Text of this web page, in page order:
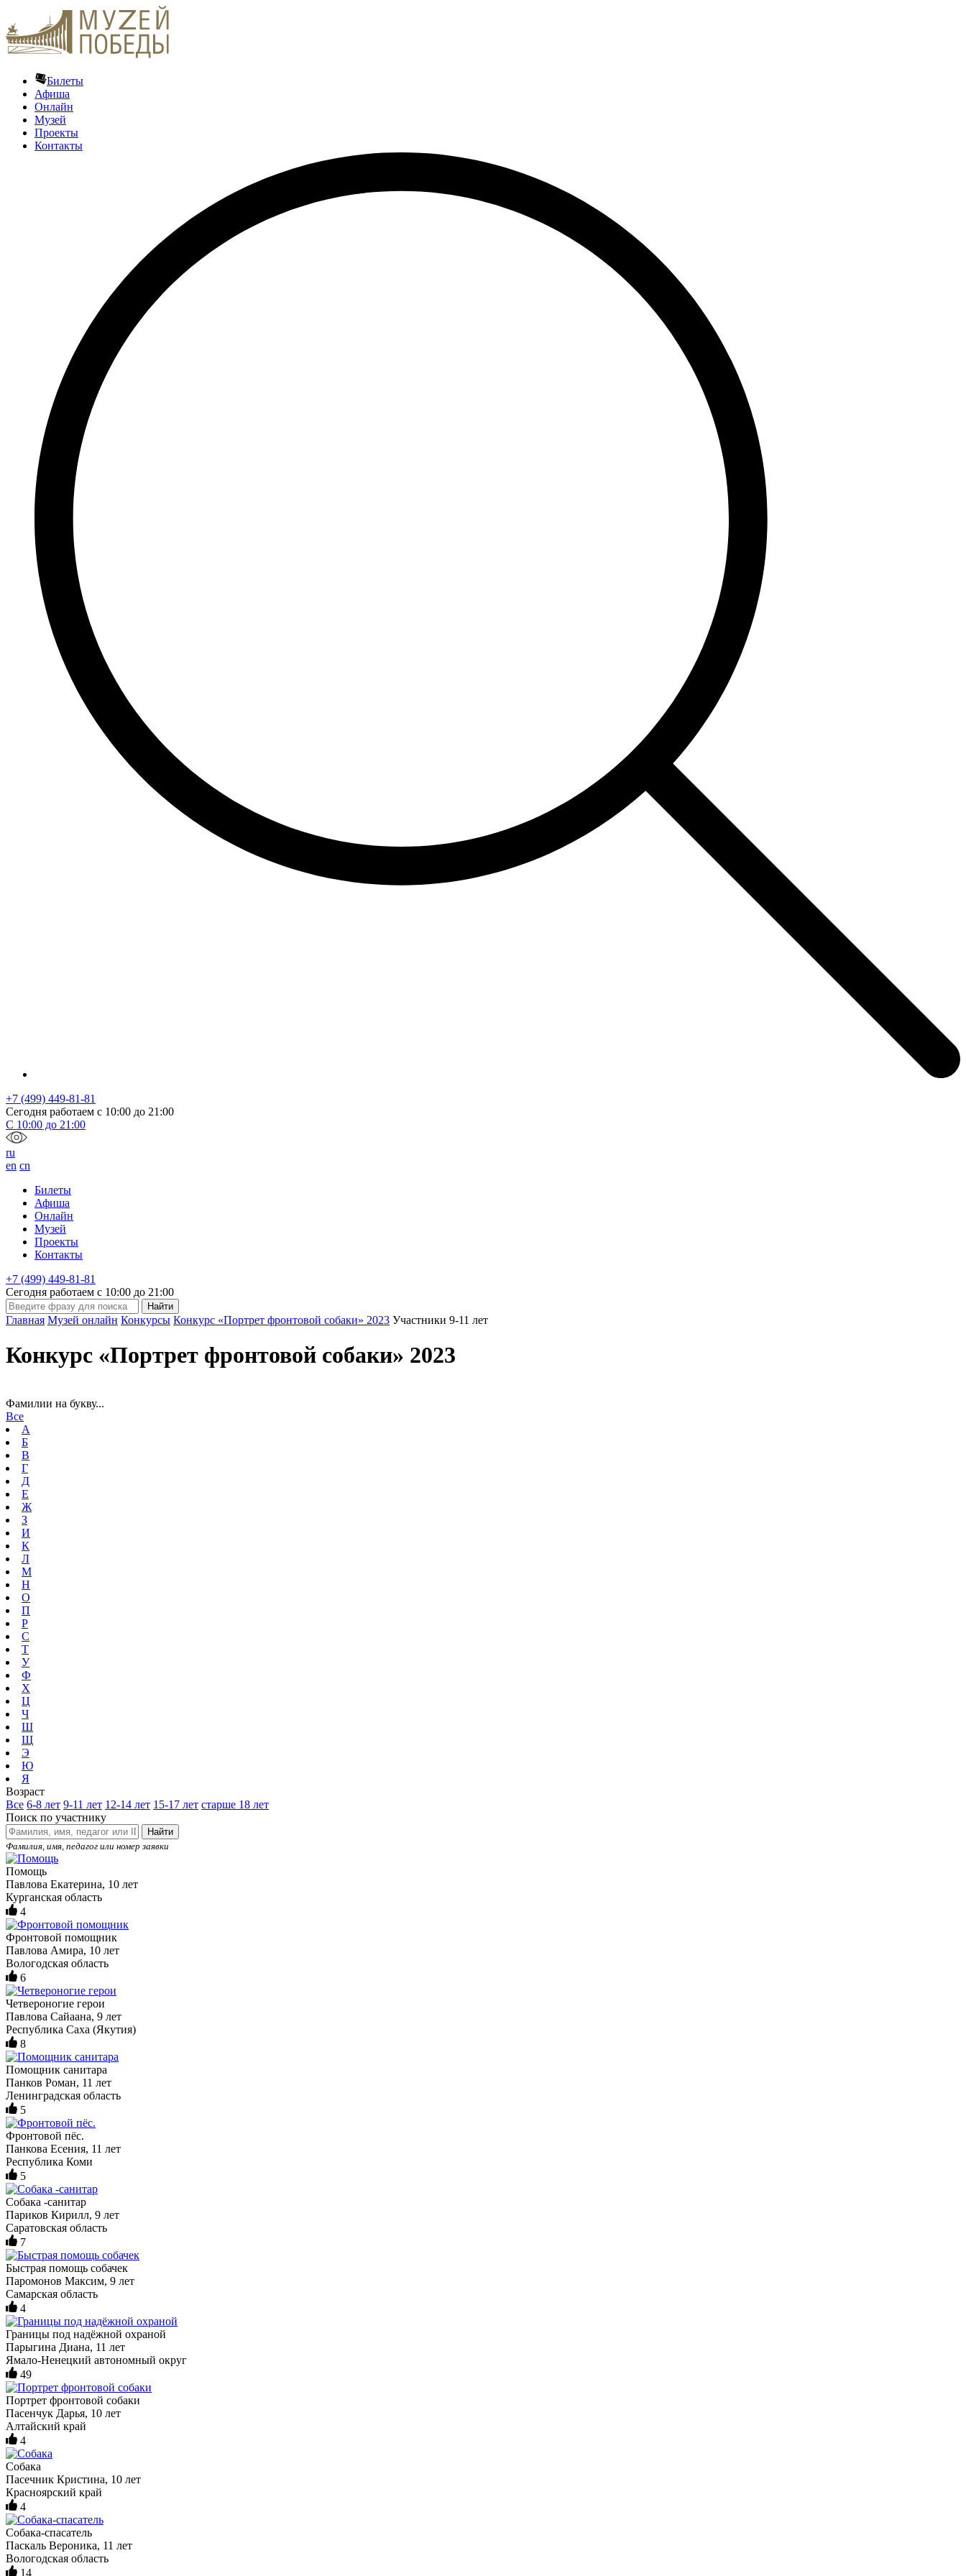
Билеты
Афиша
Онлайн
Музей
Проекты
Контакты
+7 (499) 449-81-81
Сегодня работаем с 10:00 до 21:00
С 10:00 до 21:00
ru
en cn
Билеты
Афиша
Онлайн
Музей
Проекты
Контакты
+7 (499) 449-81-81
Сегодня работаем с 10:00 до 21:00
Главная Музей онлайн Конкурсы Конкурс «Портрет фронтовой собаки» 2023 Участники 9-11 лет
Конкурс «Портрет фронтовой собаки» 2023
Фамилии на букву...
Все
А
Б
В
Г
Д
Е
Ж
З
И
К
Л
М
Н
О
П
Р
С
Т
У
Ф
Х
Ц
Ч
Ш
Щ
Э
Ю
Я
Возраст
Все 6-8 лет 9-11 лет 12-14 лет 15-17 лет старше 18 лет
Поиск по участнику
Найти
Фамилия, имя, педагог или номер заявки
Помощь
Павлова Екатерина, 10 лет
Курганская область
4
Фронтовой помощник
Павлова Амира, 10 лет
Вологодская область
6
Четвероногие герои
Павлова Сайаана, 9 лет
Республика Саха (Якутия)
8
Помощник санитара
Панков Роман, 11 лет
Ленинградская область
5
Фронтовой пёс.
Панкова Есения, 11 лет
Республика Коми
5
Собака -санитар
Париков Кирилл, 9 лет
Саратовская область
7
Быстрая помощь собачек
Паромонов Максим, 9 лет
Самарская область
4
Границы под надёжной охраной
Парыгина Диана, 11 лет
Ямало-Ненецкий автономный округ
49
Портрет фронтовой собаки
Пасенчук Дарья, 10 лет
Алтайский край
4
Собака
Пасечник Кристина, 10 лет
Красноярский край
4
Собака-спасатель
Паскаль Вероника, 11 лет
Вологодская область
14